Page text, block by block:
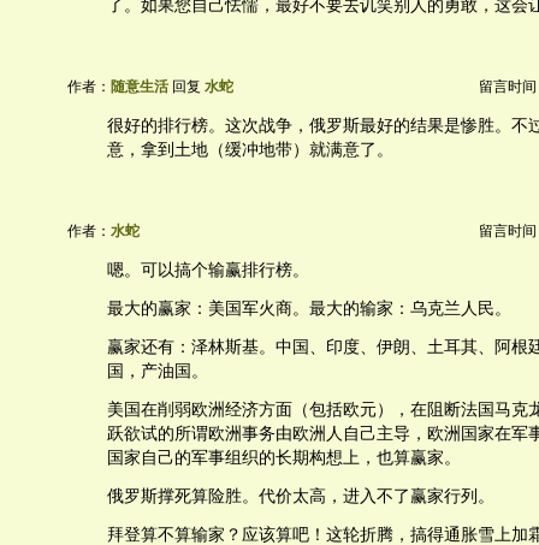
了。如果您自己怯懦，最好不要去讥笑别人的勇敢，这会
作者： 随意生活 回复 水蛇 留言时间
很好的排行榜。这次战争，俄罗斯最好的结果是惨胜。不
意，拿到土地（缓冲地带）就满意了。
作者： 水蛇 留言时间
嗯。可以搞个输赢排行榜。
最大的赢家：美国军火商。最大的输家：乌克兰人民。
赢家还有：泽林斯基。中国、印度、伊朗、土耳其、阿根
国，产油国。
美国在削弱欧洲经济方面（包括欧元），在阻断法国马克
跃欲试的所谓欧洲事务由欧洲人自己主导，欧洲国家在军
国家自己的军事组织的长期构想上，也算赢家。
俄罗斯撑死算险胜。代价太高，进入不了赢家行列。
拜登算不算输家？应该算吧！这轮折腾，搞得通胀雪上加